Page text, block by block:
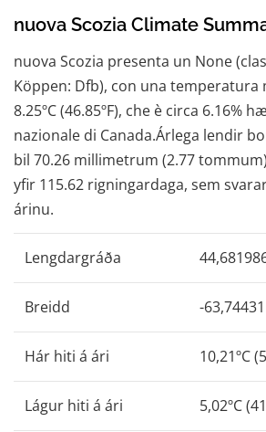
nuova Scozia Climate
nuova Scozia presenta un None
Köppen: Dfb), con una temperatura
8.25ºC (46.85ºF), che è circa 6.16%
nazionale di Canada.Árlega lendir
bil 70.26 millimetrum (2.77
yfir 115.62 rigningardaga, sem
árinu.
Lengdargráða
Breidd -
Hár hiti á ári 10,21ºC
Lágur hiti á ári 5,02ºC